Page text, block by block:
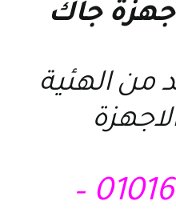
جاك
من الهئية
01016002740 –